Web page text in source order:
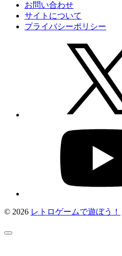
お問い合わせ
サイトについて
プライバシーポリシー
© 2026 レトロゲームで遊ぼう！